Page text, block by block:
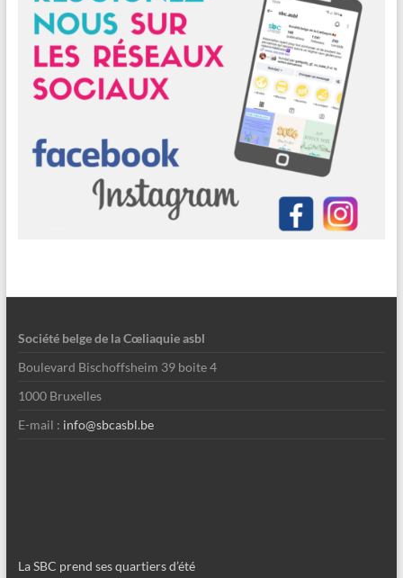
Société belge de la Cœliaquie asbl
Boulevard Bischoffsheim 39 boite 4
1000 Bruxelles
E-mail : info@sbcasbl.be
La SBC prend ses quartiers d’été